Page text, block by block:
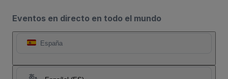
Eventos en directo en todo el mundo
España